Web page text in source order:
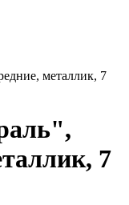
металлик, 7
7